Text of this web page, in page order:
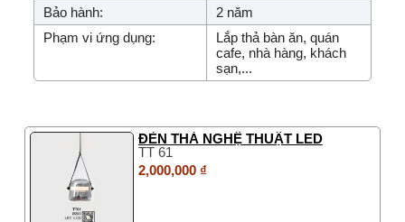
Bảo hành:
2 năm
Phạm vi ứng dụng:
Lắp thả bàn ăn, quán
cafe, nhà hàng, khách
sạn,...
ĐÈN THẢ NGHỆ THUẬT LED
TT 61
2,000,000 ₫